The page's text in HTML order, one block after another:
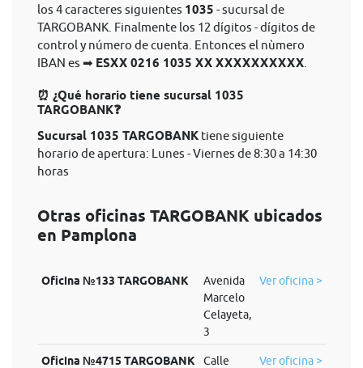
los 4 caracteres siguientes 1035 - sucursal de
TARGOBANK. Finalmente los 12 dígitos - dígitos de
control y número de cuenta. Entonces el nùmero
IBAN es ➡ ESXX 0216 1035 XX XXXXXXXXXX
⏰ ¿Qué horario tiene sucursal 1035
TARGOBANK❓
Sucursal 1035 TARGOBANK tiene siguiente
horario de apertura: Lunes - Viernes de 8:30 a 14:30
horas
Otras oficinas TARGOBANK ubicados
en Pamplona
Oficina №133 TARGOBANK
Avenida
Marcelo
Celayeta,
3
Ver oficina >
Oficina №4715 TARGOBANK
Calle
Ver oficina >